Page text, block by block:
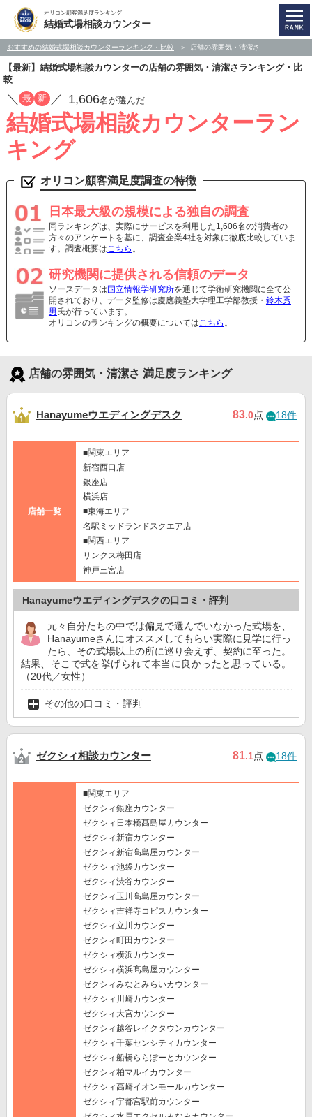
オリコン顧客満足度ランキング
結婚式場相談カウンター
おすすめの結婚式場相談カウンターランキング・比較 店舗の雰囲気・清潔さ
【最新】結婚式場相談カウンターの店舗の雰囲気・清潔さランキング・比
較
／ 最 新 ／ 1,606名が選んだ
結婚式場相談カウンターラン
キング
オリコン顧客満足度調査の特徴
日本最大級の規模による独自の調査
同ランキングは、実際にサービスを利用した1,606名の消費者の
方々のアンケートを基に、調査企業4社を対象に徹底比較していま
す。調査概要はこちら 。
研究機関に提供される信頼のデータ
ソースデータは 国立情報学研究所を通じて学術研究機関に全て公
開されており、データ監修は慶應義塾大学理工学部教授・ 鈴木秀
男 氏が行っています。
オリコンのランキングの概要についてはこちら 。
店舗の雰囲気・清潔さ 満足度ランキング
Hanayumeウエディングデスク 83.0点 18件
店舗一覧
■関東エリア
新宿西口店
銀座店
横浜店
■東海エリア
名駅ミッドランドスクエア店
■関西エリア
リンクス梅田店
神戸三宮店
Hanayumeウエディングデスクの口コミ・評判
元々自分たちの中では偏見で選んでいなかった式場を、
Hanayumeさんにオススメしてもらい実際に見学に行っ
たら、その式場以上の所に巡り会えず、契約に至った。
結果、そこで式を挙げられて本当に良かったと思っている。
（20代／女性）
その他の口コミ・評判
ゼクシィ相談カウンター 81.1点 18件
■関東エリア
ゼクシィ銀座カウンター
ゼクシィ日本橋髙島屋カウンター
ゼクシィ新宿カウンター
ゼクシィ新宿髙島屋カウンター
ゼクシィ池袋カウンター
ゼクシィ渋谷カウンター
ゼクシィ玉川髙島屋カウンター
ゼクシィ吉祥寺コピスカウンター
ゼクシィ立川カウンター
ゼクシィ町田カウンター
ゼクシィ横浜カウンター
ゼクシィ横浜髙島屋カウンター
ゼクシィみなとみらいカウンター
ゼクシィ川崎カウンター
ゼクシィ大宮カウンター
ゼクシィ越谷レイクタウンカウンター
ゼクシィ千葉センシティカウンター
ゼクシィ船橋ららぽーとカウンター
ゼクシィ柏マルイカウンター
ゼクシィ高崎イオンモールカウンター
ゼクシィ宇都宮駅前カウンター